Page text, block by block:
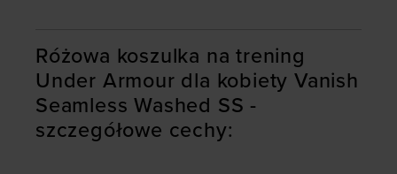
Różowa koszulka na trening
Under Armour dla kobiety Vanish
Seamless Washed SS -
szczegółowe cechy: